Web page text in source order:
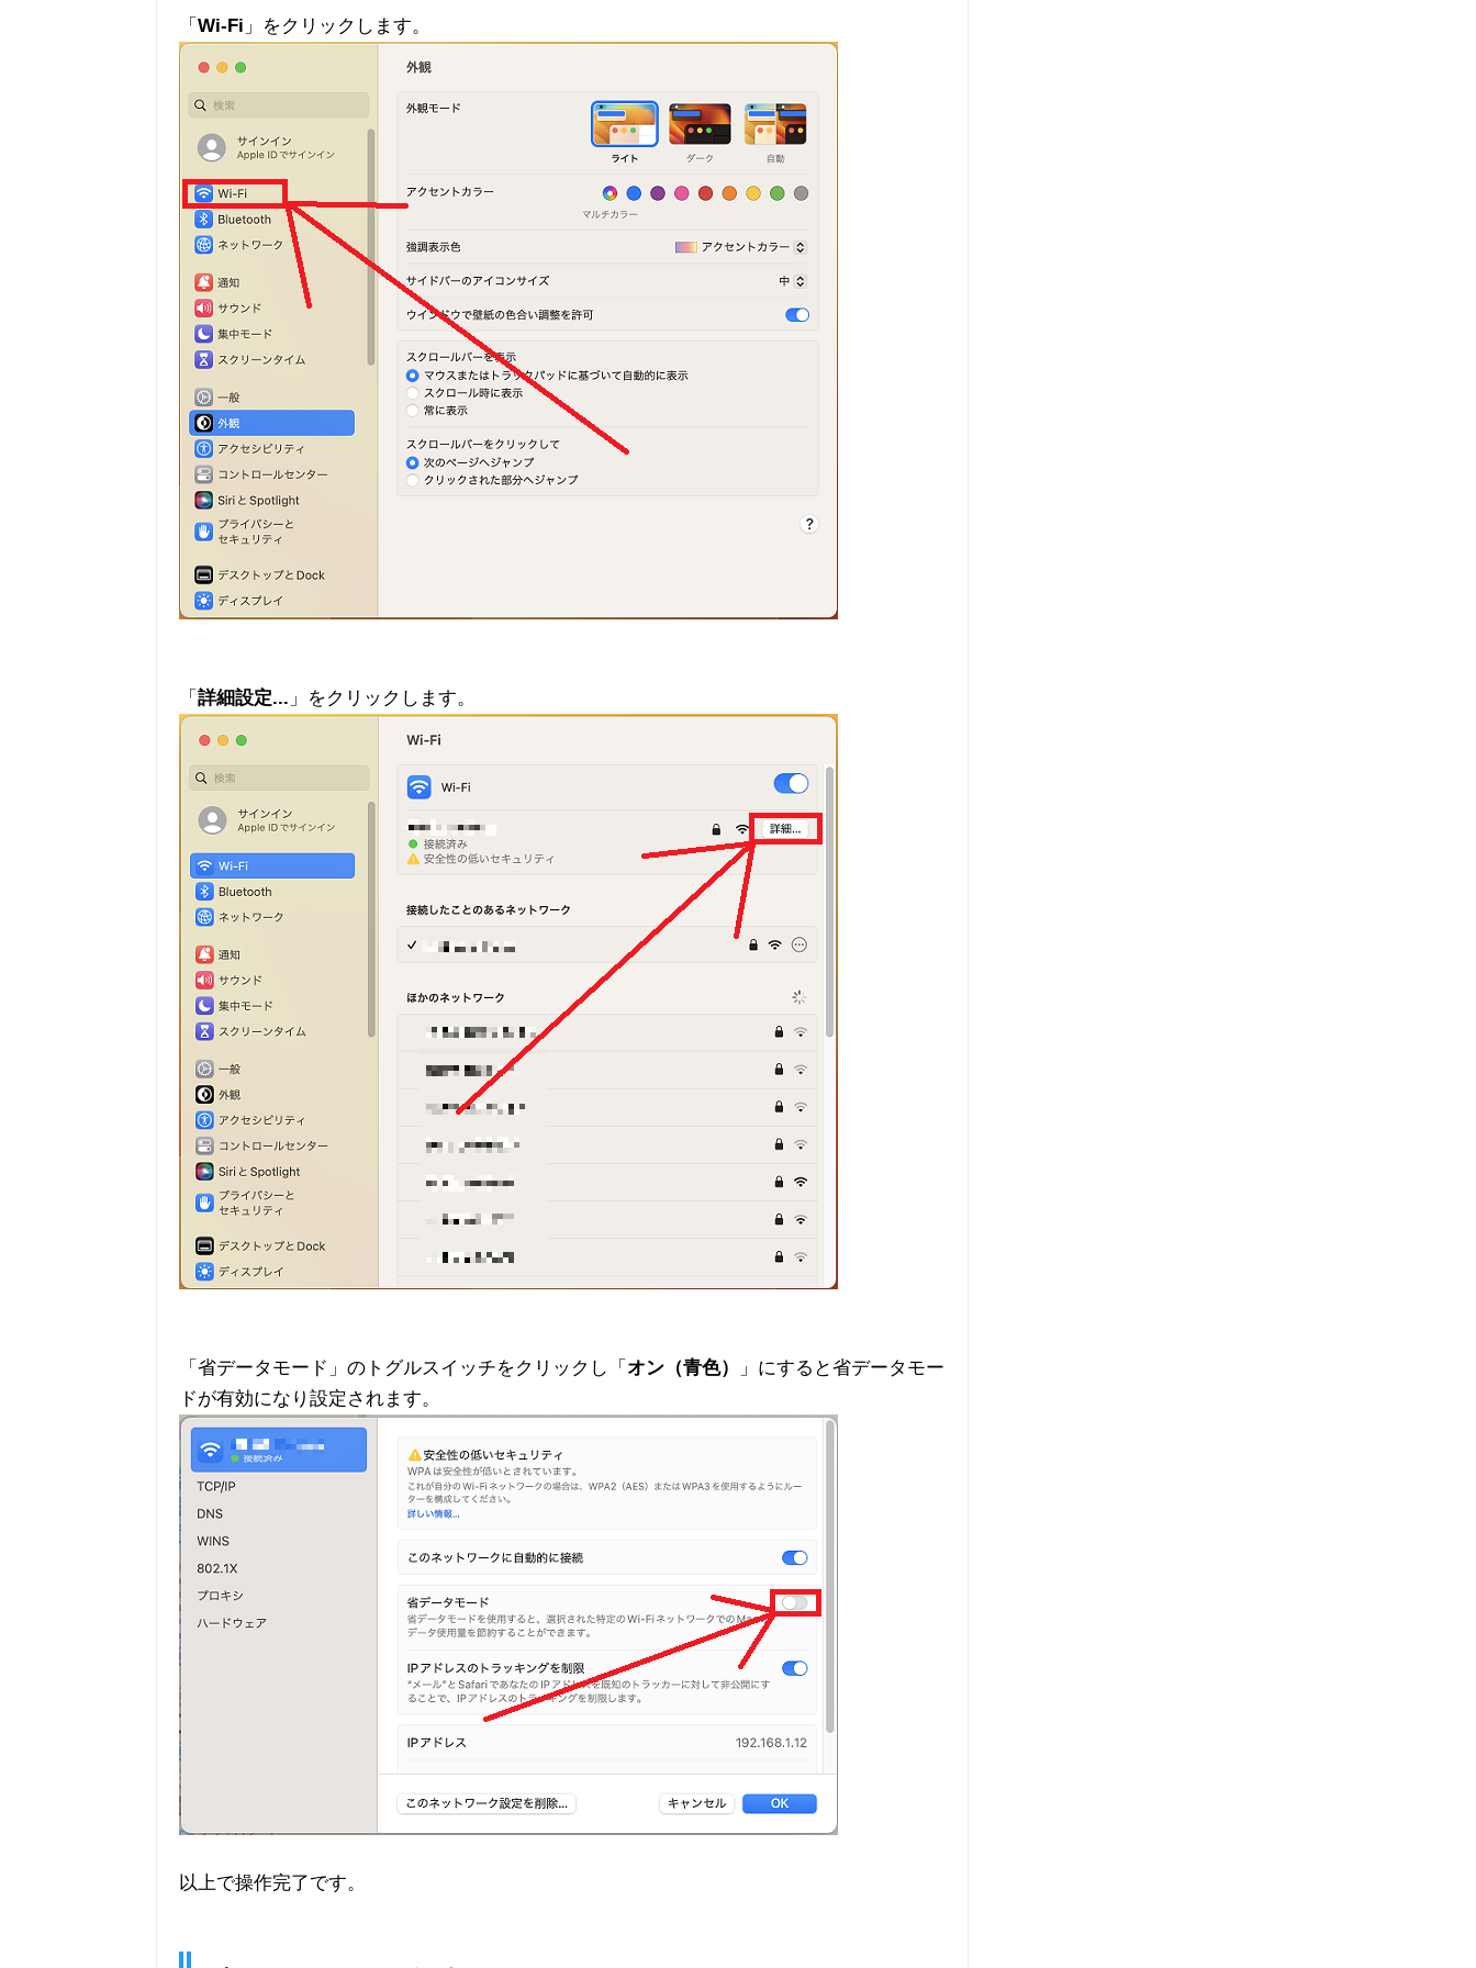
「 Wi-Fi 」をクリックします。
「 詳細設定... 」をクリックします。
「省データモード」のトグルスイッチをクリックし「 オン（青色）
」にすると省データモー
ドが有効になり設定されます。
以上で操作完了です。